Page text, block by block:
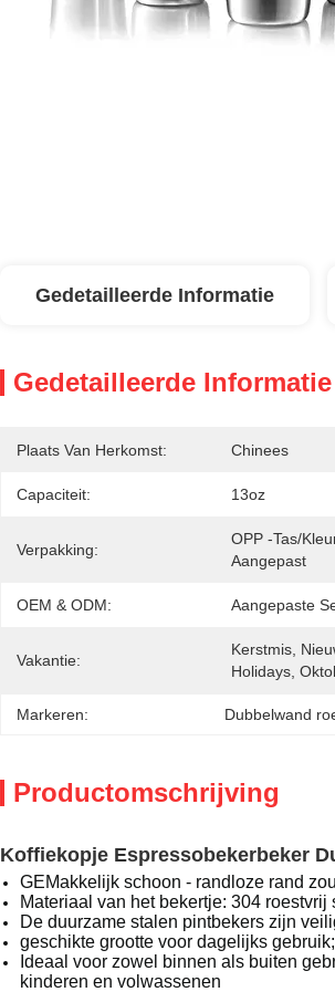
Gedetailleerde Informatie
Gedetailleerde Informatie
Plaats Van Herkomst: Chinees
Capaciteit: 13oz
Verpakking:
OPP -tas/
Aangepast
OEM & ODM: Aangepaste
Vakantie:
Kerstmis,
Holidays,
Markeren: Dubbelwand
Productomschrijving
Koffiekopje Espressobekerbeker
GEMakkelijk schoon - randloze rand
Materiaal van het bekertje: 304 roestvrij
De duurzame stalen pintbekers zijn
geschikte grootte voor dagelijks
Ideaal voor zowel binnen als buiten
kinderen en volwassenen